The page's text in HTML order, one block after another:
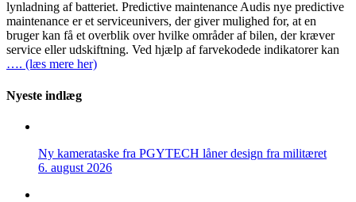
lynladning af batteriet. Predictive maintenance Audis nye predictive
maintenance er et serviceunivers, der giver mulighed for, at en
bruger kan få et overblik over hvilke områder af bilen, der kræver
service eller udskiftning. Ved hjælp af farvekodede indikatorer kan
…. (læs mere her)
Nyeste indlæg
Ny kamerataske fra PGYTECH låner design fra militæret
6. august 2026